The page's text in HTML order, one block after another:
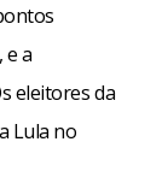
e a
eleitores da
Lula no